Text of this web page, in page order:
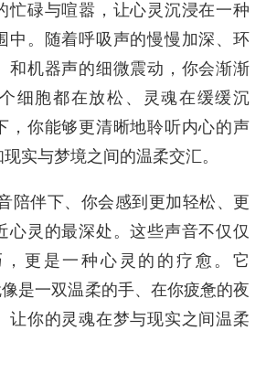
忙碌与喧嚣，让心灵沉浸在一种
中。随着呼吸声的慢慢加深、环
和机器声的细微震动，你会渐渐
细胞都在放松、灵魂在缓缓沉
，你能够更清晰地聆听内心的声
实与梦境之间的温柔交汇。
陪伴下、你会感到更加轻松、更
心灵的最深处。这些声音不仅仅
更是一种心灵的的疗愈。它
是一双温柔的手、在你疲惫的夜
让你的灵魂在梦与现实之间温柔